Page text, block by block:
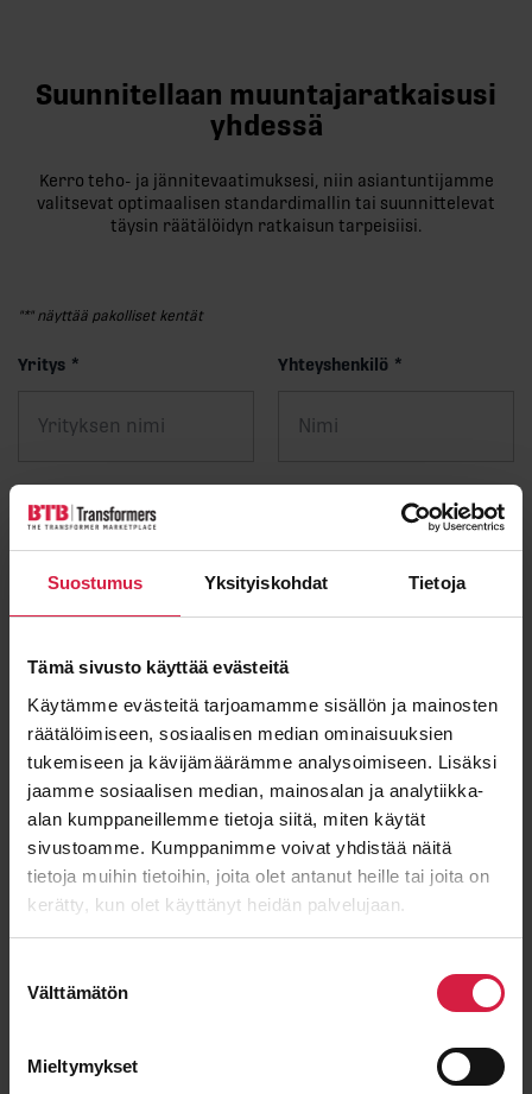
Suostumus Yksityiskohdat Tietoja
Tämä sivusto käyttää evästeitä
Käytämme evästeitä tarjoamamme sisällön ja mainosten
räätälöimiseen, sosiaalisen median ominaisuuksien
tukemiseen ja kävijämäärämme analysoimiseen. Lisäksi
jaamme sosiaalisen median, mainosalan ja analytiikka-
alan kumppaneillemme tietoja siitä, miten käytät
sivustoamme. Kumppanimme voivat yhdistää näitä
tietoja muihin tietoihin, joita olet antanut heille tai joita on
kerätty, kun olet käyttänyt heidän palvelujaan.
valinta
Välttämätön
Mieltymykset
Suunnitellaan muuntajaratkaisusi
yhdessä
Kerro teho- ja jännitevaatimuksesi, niin asiantuntijamme
valitsevat optimaalisen standardimallin tai suunnittelevat
täysin räätälöidyn ratkaisun tarpeisiisi.
"*" näyttää pakolliset kentät
Yritys * Yhteyshenkilö *
Kyllä, minulla on tekninen vaatimusmäärittely
perusvaatimukset alla
Lisätiedot
Viesti